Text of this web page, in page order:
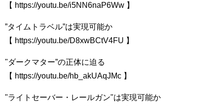
【 https://youtu.be/i5NN6naP6Ww​​​​ 】
”タイムトラベル”は実現可能か
【 https://youtu.be/D8xwBCtV4FU​​​​ 】
"ダークマター”の正体に迫る
【 https://youtu.be/hb_akUAqJMc​​​​ 】
"ライトセーバー・レールガン"は実現可能か